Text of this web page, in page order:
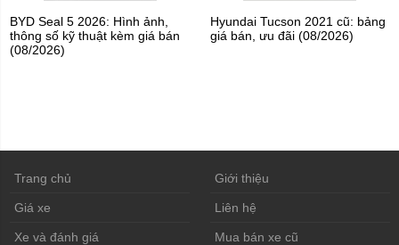
BYD Seal 5 2026: Hình ảnh,
thông số kỹ thuật kèm giá bán
(08/2026)
Hyundai Tucson 2021 cũ: bảng
giá bán, ưu đãi (08/2026)
Trang chủ Giới thiệu
Giá xe Liên hệ
Xe và đánh giá Mua bán xe cũ